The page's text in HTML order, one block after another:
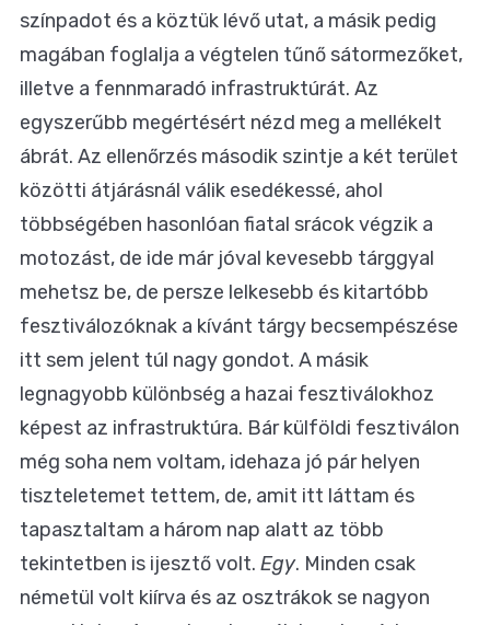
színpadot és a köztük lévő utat, a másik pedig
magában foglalja a végtelen tűnő sátormezőket,
illetve a fennmaradó infrastruktúrát. Az
egyszerűbb megértésért nézd meg a mellékelt
ábrát. Az ellenőrzés második szintje a két terület
közötti átjárásnál válik esedékessé, ahol
többségében hasonlóan fiatal srácok végzik a
motozást, de ide már jóval kevesebb tárggyal
mehetsz be, de persze lelkesebb és kitartóbb
fesztiválozóknak a kívánt tárgy becsempészése
itt sem jelent túl nagy gondot. A másik
legnagyobb különbség a hazai fesztiválokhoz
képest az infrastruktúra. Bár külföldi fesztiválon
még soha nem voltam, idehaza jó pár helyen
tiszteletemet tettem, de, amit itt láttam és
tapasztaltam a három nap alatt az több
tekintetben is ijesztő volt. Egy. Minden csak
németül volt kiírva és az osztrákok se nagyon